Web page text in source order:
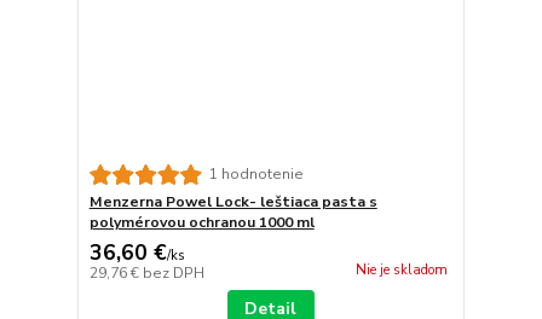
1 hodnotenie
Menzerna Powel Lock- leštiaca pasta s
polymérovou ochranou 1000 ml
36,60 €/ks
29,76 € bez DPH Nie je skladom
Detail